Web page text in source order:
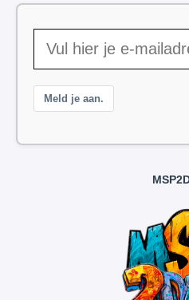
Meld je aan.